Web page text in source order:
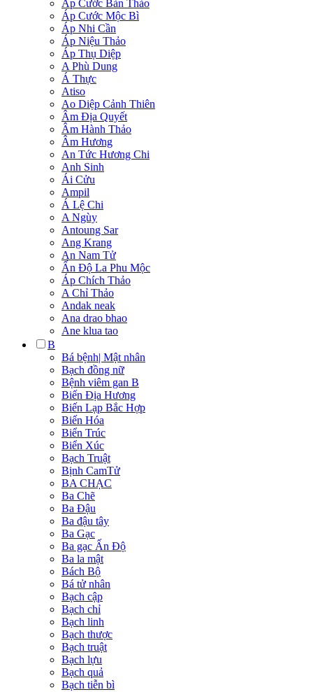
Áp Cước Bản Thảo
Áp Cước Mộc Bì
Áp Nhi Cần
Áp Niệu Thảo
Áp Thụ Diệp
A Phù Dung
Á Thực
Atiso
Ao Diệp Cảnh Thiên
Âm Địa Quyết
Âm Hành Thảo
Âm Hương
An Tức Hương Chi
Anh Sinh
Ái Cửu
Ampil
Á Lệ Chi
A Ngùy
Antoung Sar
Ang Krang
An Nam Tử
Ấn Độ La Phu Mộc
Áp Chích Thảo
A Chỉ Thảo
Andak neak
Ana drao bhao
Ane klua tao
B
Bá bệnh| Mật nhân
Bạch đồng nữ
Bệnh viêm gan B
Biến Địa Hương
Biến Lạp Bắc Hợp
Biến Hóa
Biển Trúc
Biển Xúc
Bạch Truật
Bịnh CamTử
BA CHẠC
Ba Chẽ
Ba Đậu
Ba đậu tây
Ba Gạc
Ba gạc Ấn Độ
Ba la mật
Bách Bộ
Bá tử nhân
Bạch cập
Bạch chỉ
Bạch linh
Bạch thược
Bạch truật
Bạch lựu
Bạch quả
Bạch tiễn bì